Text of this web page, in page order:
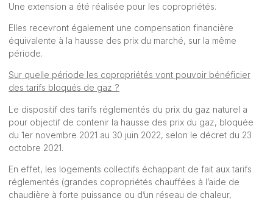
Une extension a été réalisée pour les copropriétés.
Elles recevront également une compensation financière
équivalente à la hausse des prix du marché, sur la même
période.
Sur quelle période les copropriétés vont pouvoir bénéficier
des tarifs bloqués de gaz ?
Le dispositif des tarifs réglementés du prix du gaz naturel a
pour objectif de contenir la hausse des prix du gaz, bloquée
du 1er novembre 2021 au 30 juin 2022, selon le décret du 23
octobre 2021.
En effet, les logements collectifs échappant de fait aux tarifs
réglementés (grandes copropriétés chauffées à l’aide de
chaudière à forte puissance ou d’un réseau de chaleur,